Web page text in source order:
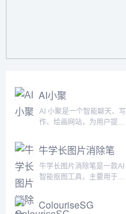
AI小聚
AI 小聚是一个智能聊天、写
作、绘画网站，为用户提供
户只需要输入文字或图片，
就可以生成独特的 AI 绘画作
品。无论用户是否有绘画经
验，都可以通过 AI 小聚创作
牛学长图片消除笔
牛学长图片消除笔是一款AI
智能抠图工具，主要用于图
图片上的多余物体，如人
ColouriseSG